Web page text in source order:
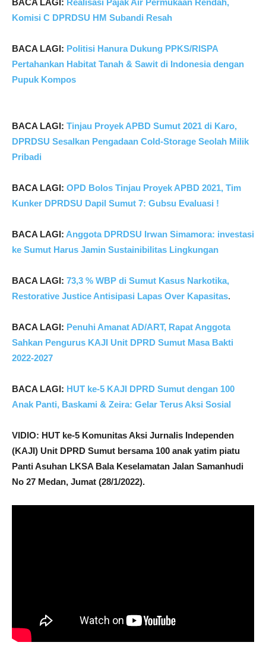
Komisi C DPRDSU HM Subandi Resah
BACA LAGI: Politisi Hanura Dukung PPKS/RISPA
Pertahankan Habitat Tanah & Sawit di Indonesia dengan
Pupuk Kompos
BACA LAGI: Tinjau Proyek APBD Sumut 2021 di Karo,
DPRDSU Sesalkan Pengadaan Cold-Storage Seolah Milik
Pribadi
BACA LAGI: OPD Bolos Tinjau Proyek APBD 2021, Tim
Kunker DPRDSU Dapil Sumut 7: Gubsu Evaluasi !
BACA LAGI: Anggota DPRDSU Irwan Simamora: investasi
ke Sumut Harus Jamin Sustainibilitas Lingkungan
BACA LAGI: 73,3 % WBP di Sumut Kasus Narkotika,
Restorative Justice Antisipasi Lapas Over Kapasitas.
BACA LAGI: Penuhi Amanat AD/ART, Rapat Anggota
Sahkan Pengurus KAJI Unit DPRD Sumut Masa Bakti
2022-2027
BACA LAGI: HUT ke-5 KAJI DPRD Sumut dengan 100
Anak Panti, Baskami & Zeira: Gelar Terus Aksi Sosial
VIDIO: HUT ke-5 Komunitas Aksi Jurnalis Independen
(KAJI) Unit DPRD Sumut bersama 100 anak yatim piatu
Panti Asuhan LKSA Bala Keselamatan Jalan Samanhudi
No 27 Medan, Jumat (28/1/2022).